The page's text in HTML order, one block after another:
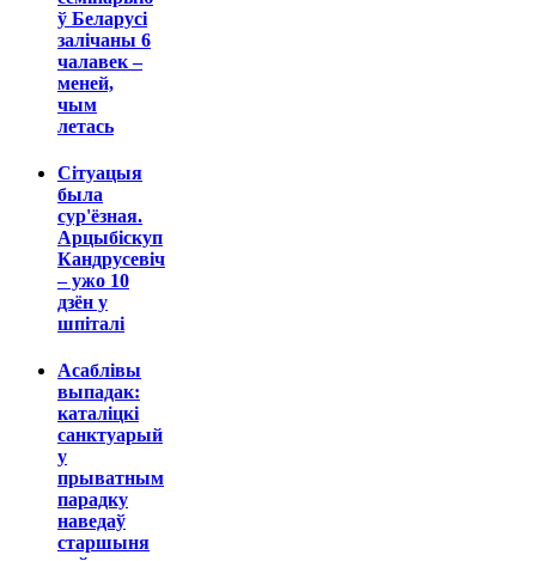
ў Беларусі
залічаны 6
чалавек –
меней,
чым
летась
Сітуацыя
была
сур'ёзная.
Арцыбіскуп
Кандрусевіч
– ужо 10
дзён у
шпіталі
Асаблівы
выпадак:
каталіцкі
санктуарый
у
прыватным
парадку
наведаў
старшыня